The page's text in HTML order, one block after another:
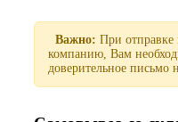
Важно: При отправке
компанию, Вам
доверительное письмо